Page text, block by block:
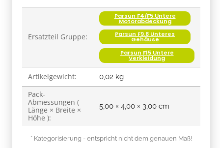
Ersatzteil Gruppe:
Parsun F4/F5 Untere
Motorabdeckung
Parsun F9.8 Unteres
Gehäuse
Parsun F15 Untere
Verkleidung
Artikelgewicht: 0,02 kg
Pack-
Abmessungen (
Länge × Breite ×
Höhe ):
5,00 × 4,00 × 3,00 cm
* Kategorisierung - entspricht nicht dem genauen Maß!